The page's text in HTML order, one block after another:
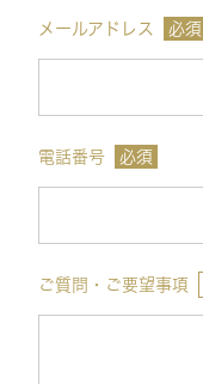
メールアドレス 必須
電話番号 必須
ご質問・ご要望事項